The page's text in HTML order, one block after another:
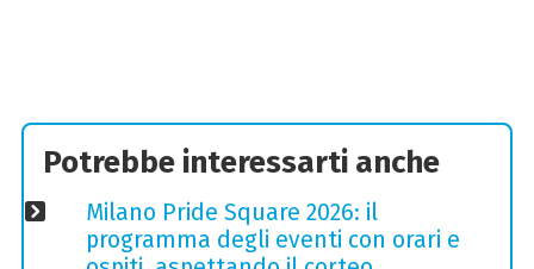
Potrebbe interessarti anche
Milano Pride Square 2026: il
programma degli eventi con orari e